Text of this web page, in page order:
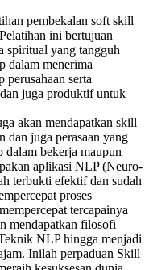
pembekalan soft skill
ini bertujuan
spiritual yang tangguh
dalam menerima
perusahaan serta
juga produktif untuk
akan mendapatkan skill
dan juga perasaan yang
dalam bekerja maupun
aplikasi NLP (Neuro-
terbukti efektif dan sudah
proses
tercapainya
mendapatkan filosofi
NLP hingga menjadi
Inilah perpaduan Skill